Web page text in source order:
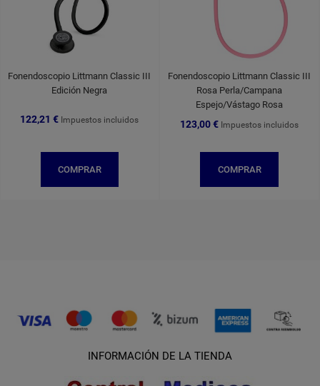
Fonendoscopio Littmann Classic III
Edición Negra
122,21 € Impuestos incluidos
COMPRAR
Fonendoscopio Littmann Classic III
Rosa Perla/Campana
Espejo/Vástago Rosa
123,00 € Impuestos incluidos
COMPRAR
INFORMACIÓN DE LA TIENDA